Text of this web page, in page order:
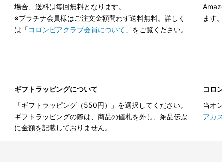
場合、送料は毎回無料となります。
※プラチナ会員様はご注文金額問わず送料無料。詳しく
は「コロンビアクラブ会員について 」をご覧ください。
ます。
ギフトラッピングについて
「ギフトラッピング（550円）」を選択してください。
ギフトラッピングの際は、商品の値札を外し、納品伝票
に金額を記載しておりません。
コロ
当オ
アカ